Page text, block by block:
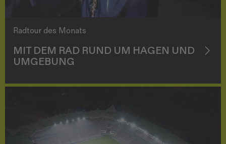
Radtour des Monats
MIT DEM RAD RUND UM HAGEN UND
UMGEBUNG